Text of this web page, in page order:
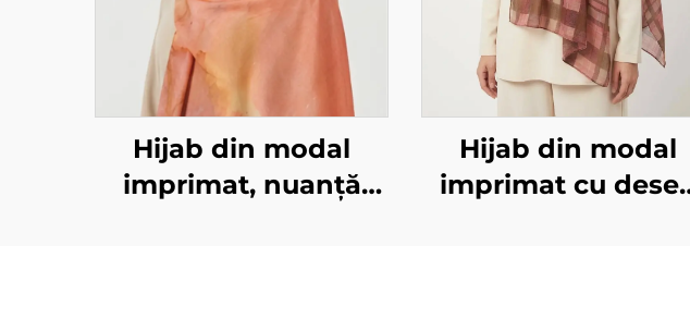
Hijab din modal
imprimat, nuanță
Hijab din modal
imprimat cu